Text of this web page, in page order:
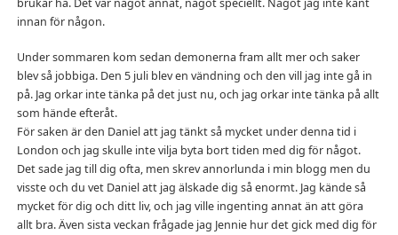
brukar ha. Det var något annat, något speciellt. Något jag inte känt
innan för någon.
Under sommaren kom sedan demonerna fram allt mer och saker
blev så jobbiga. Den 5 juli blev en vändning och den vill jag inte gå in
på. Jag orkar inte tänka på det just nu, och jag orkar inte tänka på allt
som hände efteråt.
För saken är den Daniel att jag tänkt så mycket under denna tid i
London och jag skulle inte vilja byta bort tiden med dig för något.
Det sade jag till dig ofta, men skrev annorlunda i min blogg men du
visste och du vet Daniel att jag älskade dig så enormt. Jag kände så
mycket för dig och ditt liv, och jag ville ingenting annat än att göra
allt bra. Även sista veckan frågade jag Jennie hur det gick med dig för